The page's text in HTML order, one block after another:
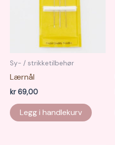
Sy- / strikketilbehør
Lærnål
kr69,00
Legg i handlekurv